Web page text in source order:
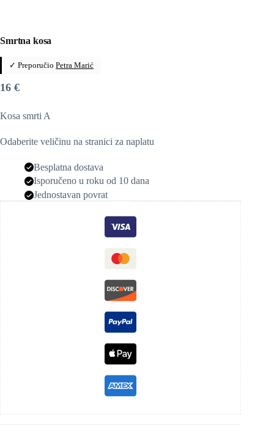
Smrtna kosa
✓ Preporučio Petra Marić
16 €
Kosa smrti A
Odaberite veličinu na stranici za naplatu
Besplatna dostava
Isporučeno u roku od 10 dana
Jednostavan povrat